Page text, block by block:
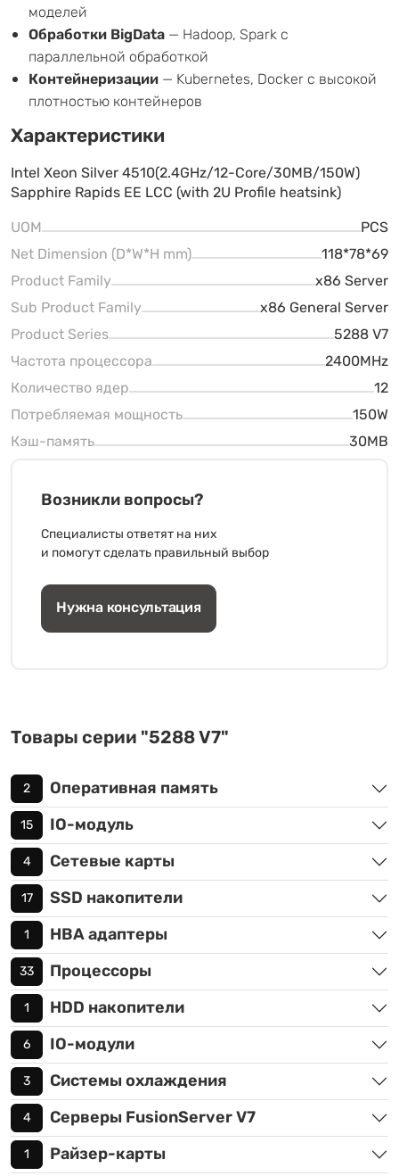
моделей
Обработки BigData — Hadoop, Spark с
параллельной обработкой
Контейнеризации — Kubernetes, Docker с высокой
плотностью контейнеров
Характеристики
Intel Xeon Silver 4510(2.4GHz/12-Core/30MB/150W)
Sapphire Rapids EE LCC (with 2U Profile heatsink)
UOM
PCS
Net Dimension (D*W*H mm)
118*78*69
Product Family
x86 Server
Sub Product Family
x86 General Server
Product Series
5288 V7
Частота процессора
2400MHz
Количество ядер
12
Потребляемая мощность
150W
Кэш-память
30MB
Возникли вопросы?
Специалисты ответят на них
и помогут сделать правильный выбор
Нужна консультация
Товары серии "5288 V7"
2 Оперативная память
15 IO-модуль
4 Сетевые карты
17 SSD накопители
1 HBA адаптеры
33 Процессоры
1 HDD накопители
6 IO-модули
3 Системы охлаждения
4 Серверы FusionServer V7
1 Райзер-карты